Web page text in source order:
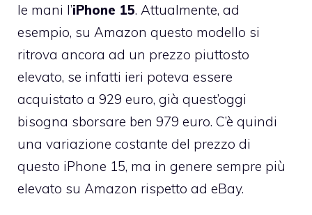
le mani l’iPhone 15. Attualmente, ad
esempio, su Amazon questo modello si
ritrova ancora ad un prezzo piuttosto
elevato, se infatti ieri poteva essere
acquistato a 929 euro, già quest’oggi
bisogna sborsare ben 979 euro. C’è quindi
una variazione costante del prezzo di
questo iPhone 15, ma in genere sempre più
elevato su Amazon rispetto ad eBay.